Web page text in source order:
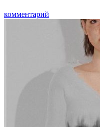
комментарий